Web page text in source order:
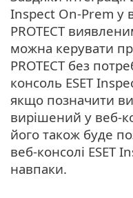
Inspect On-Prem у
PROTECT
можна керувати
PROTECT без
консоль ESET
якщо позначити
вирішений у веб-
його також буде
веб-консолі ESET
навпаки.